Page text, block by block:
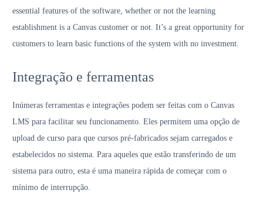
essential features of the software, whether or not the learning
establishment is a Canvas customer or not. It’s a great opportunity for
customers to learn basic functions of the system with no investment.
Integração e ferramentas
Inúmeras ferramentas e integrações podem ser feitas com o Canvas
LMS para facilitar seu funcionamento. Eles permitem uma opção de
upload de curso para que cursos pré-fabricados sejam carregados e
estabelecidos no sistema. Para aqueles que estão transferindo de um
sistema para outro, esta é uma maneira rápida de começar com o
mínimo de interrupção.